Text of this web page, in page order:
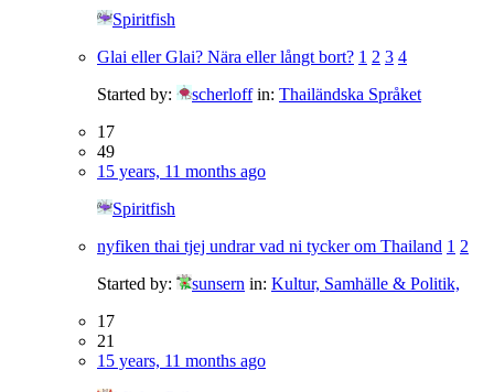
Spiritfish
Glai eller Glai? Nära eller långt bort? 1 2 3 4
Started by:
scherloff in: Thailändska Språket
17
49
15 years, 11 months ago
Spiritfish
nyfiken thai tjej undrar vad ni tycker om Thailand 1 2
Started by:
sunsern in: Kultur, Samhälle & Politik,
17
21
15 years, 11 months ago